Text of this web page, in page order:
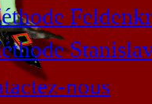
nous